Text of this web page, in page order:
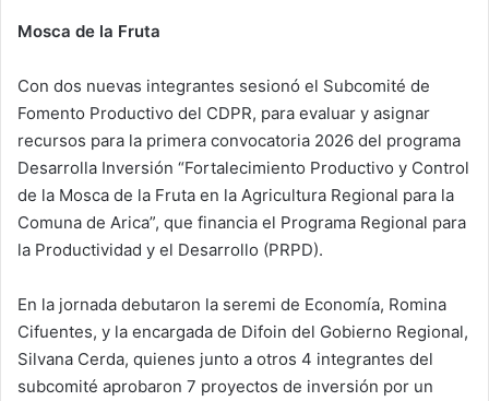
Mosca de la Fruta
Con dos nuevas integrantes sesionó el Subcomité de
Fomento Productivo del CDPR, para evaluar y asignar
recursos para la primera convocatoria 2026 del programa
Desarrolla Inversión “Fortalecimiento Productivo y Control
de la Mosca de la Fruta en la Agricultura Regional para la
Comuna de Arica”, que financia el Programa Regional para
la Productividad y el Desarrollo (PRPD).
En la jornada debutaron la seremi de Economía, Romina
Cifuentes, y la encargada de Difoin del Gobierno Regional,
Silvana Cerda, quienes junto a otros 4 integrantes del
subcomité aprobaron 7 proyectos de inversión por un